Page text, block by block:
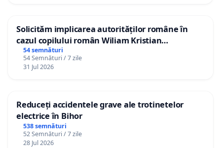
Solicităm implicarea autorităților române în
cazul copilului român Wiliam Kristian
Gheorghe, aflat în plasament în Danemarca de
12 ani
54 semnături
54 Semnături / 7 zile
31 Jul 2026
Reduceți accidentele grave ale trotinetelor
electrice în Bihor
538 semnături
52 Semnături / 7 zile
28 Jul 2026